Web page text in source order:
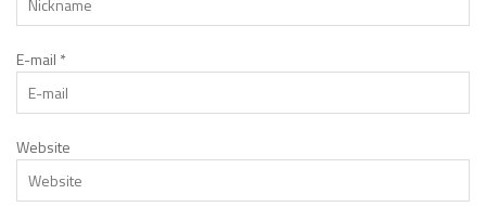
E-mail *
Website